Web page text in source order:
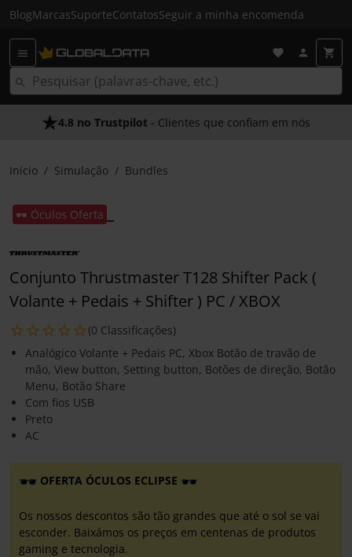
BlogMarcasSuporteContatosSeguir a minha encomenda
As Nossas Promessas- O melhor atendimento
4.8 no Trustpilot - Clientes que confiam em nós
Início Simulação Bundles
🕶️ Óculos Oferta
Conjunto Thrustmaster T128 Shifter Pack (
Volante + Pedais + Shifter ) PC / XBOX
(0 Classificações)
Analógico Volante + Pedais PC, Xbox Botão de travão de
mão, View button, Setting button, Botões de direção, Botão
Menu, Botão Share
Com fios USB
Preto
AC
OFERTA ÓCULOS ECLIPSE
Os nossos descontos são tão grandes que até o sol se vai
esconder. Baixámos os preços em centenas de produtos
gaming e tecnologia.